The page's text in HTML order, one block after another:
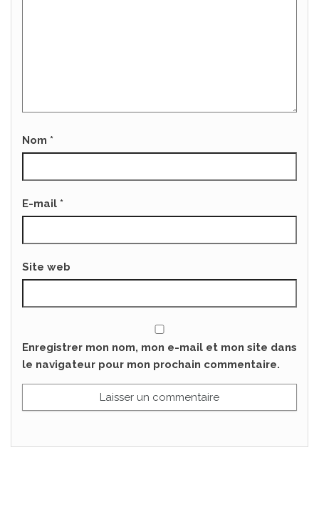
Nom *
E-mail *
Site web
Enregistrer mon nom, mon e-mail et mon site dans
le navigateur pour mon prochain commentaire.